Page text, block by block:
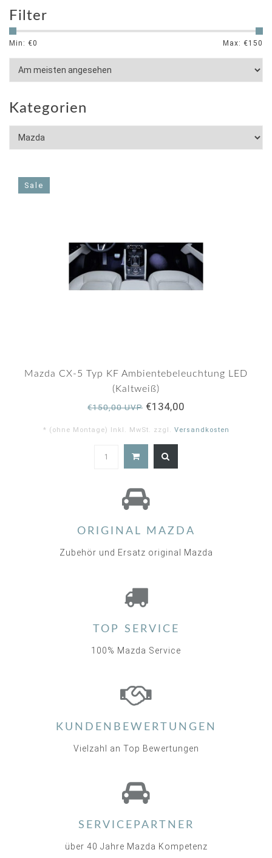
Filter
Min: €0 Max: €150
Kategorien
Sale
Mazda CX-5 Typ KF Ambientebeleuchtung LED
(Kaltweiß)
€150,00 UVP €134,00
* (ohne Montage) Inkl. MwSt. zzgl. Versandkosten
ORIGINAL MAZDA
Zubehör und Ersatz original Mazda
TOP SERVICE
100% Mazda Service
KUNDENBEWERTUNGEN
Vielzahl an Top Bewertungen
SERVICEPARTNER
über 40 Jahre Mazda Kompetenz